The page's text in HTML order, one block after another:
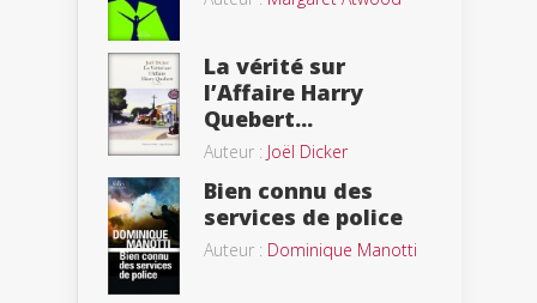
La vérité sur
l’Affaire Harry
Quebert...
Auteur : Joël Dicker
Bien connu des
services de police
Auteur : Dominique Manotti